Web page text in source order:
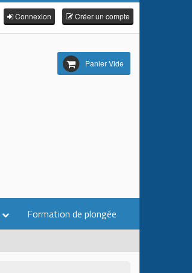
Connexion Créer un compte
Panier Vide
Formation de plongée